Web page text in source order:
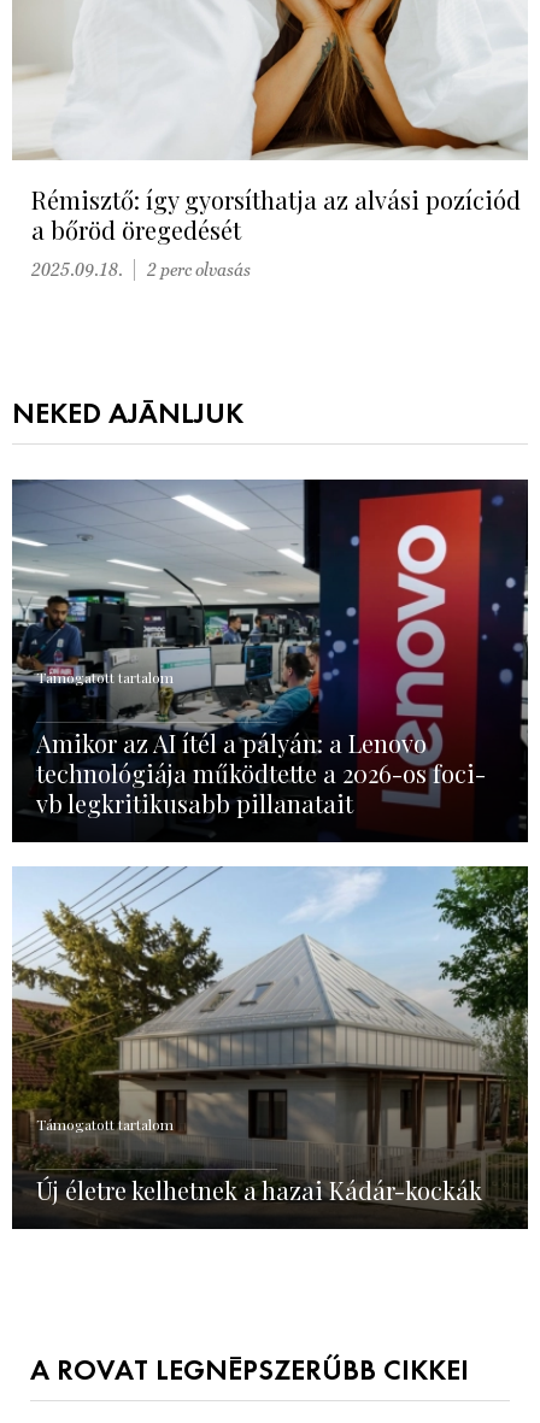
Rémisztő: így gyorsíthatja az alvási pozíciód
a bőröd öregedését
2025.09.18. 2 perc olvasás
NEKED AJÁNLJUK
Támogatott tartalom
Amikor az AI ítél a pályán: a Lenovo
technológiája működtette a 2026-os foci-
vb legkritikusabb pillanatait
Támogatott tartalom
Új életre kelhetnek a hazai Kádár-kockák
A ROVAT LEGNÉPSZERŰBB CIKKEI